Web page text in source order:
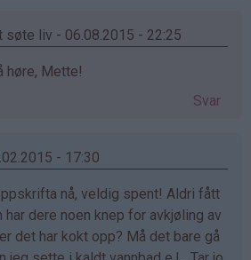
søte liv - 06.08.2015 - 22:25
høre, Mette!
Svar
- 17:30
nå, veldig spent! Aldri fått
dere noen knep for avkjøling av
det har kokt opp? Må det bare gå